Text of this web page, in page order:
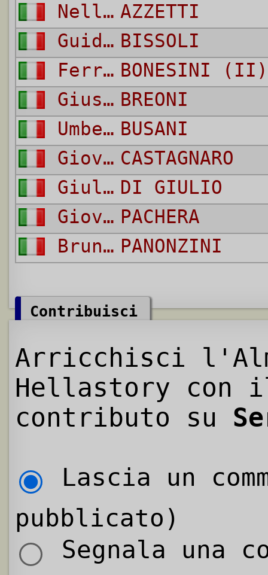
Nello AZZETTI
Guido BISSOLI
Ferruccio BONESINI (II)
Giuseppe BREONI
Umberto BUSANI
Giovanni CASTAGNARO
Giulio DI GIULIO
Giovanni PACHERA
Bruno PANONZINI
Contribuisci
Arricchisci
Hellastory con
contributo su
Lascia un
pubblicato)
Segnala una